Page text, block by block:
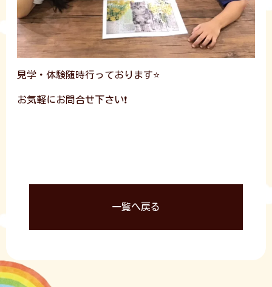
見学・体験随時行っております⭐
お気軽にお問合せ下さい❗
一覧へ戻る